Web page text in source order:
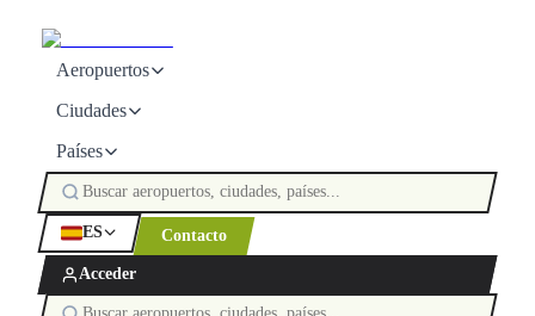
Aeropuertos
Ciudades
Países
ES Contacto
Acceder